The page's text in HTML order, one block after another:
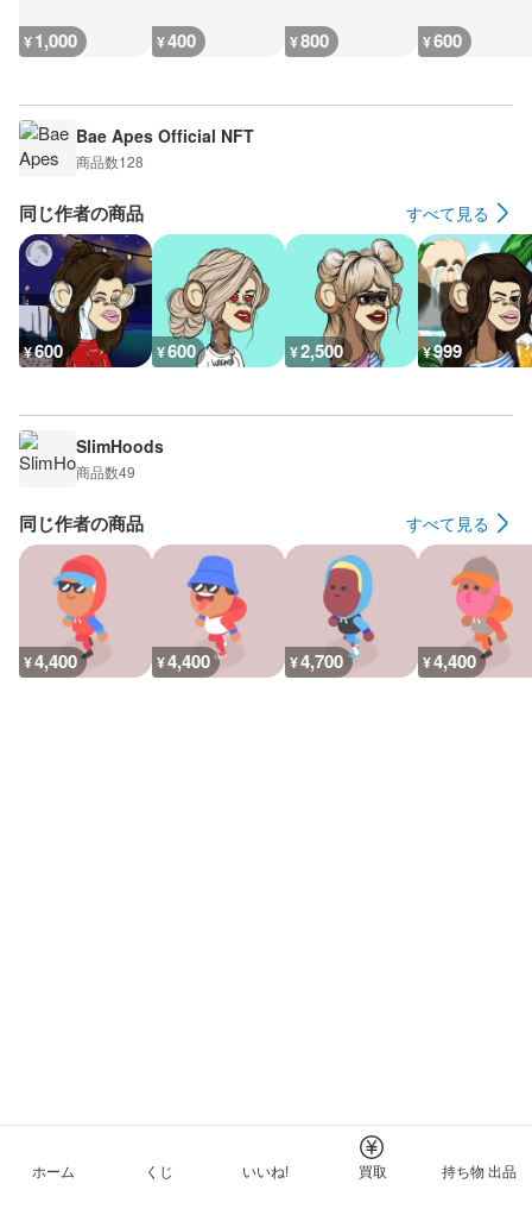
¥1,000 ¥400 ¥800 ¥600
Bae Apes Official NFT
商品数128
同じ作者の商品 すべて見る
¥600 ¥600 ¥2,500 ¥999
SlimHoods
商品数49
同じ作者の商品 すべて見る
¥4,400 ¥4,400 ¥4,700 ¥4,400
ホーム くじ いいね! 買取 持ち物 出品